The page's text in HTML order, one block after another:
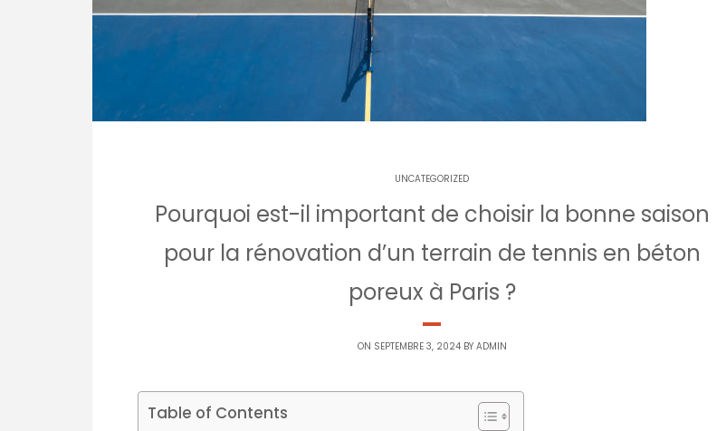
UNCATEGORIZED
Pourquoi est-il important de choisir la bonne saison
pour la rénovation d’un terrain de tennis en béton
poreux à Paris ?
ON SEPTEMBRE 3, 2024 BY ADMIN
Table of Contents